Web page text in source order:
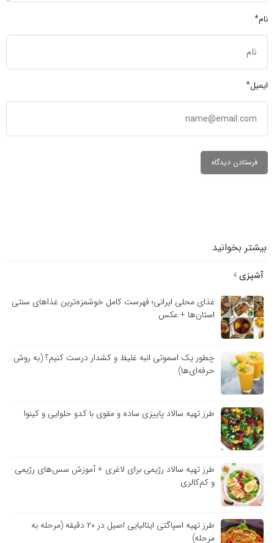
نام*
ایمیل*
بیشتر بخوانید
آشپزی
غذای محلی ایرانی؛ فهرست کامل خوشمزه‌ترین غذاهای سنتی
استان‌ها + عکس
چطور یک اسموتی انبه غلیظ و کشدار درست کنیم؟ (به روش
حرفه‌ای‌ها)
طرز تهیه سالاد پاییزی ساده و مقوی با کدو حلوایی و کینوا
طرز تهیه سالاد رژیمی برای لاغری + آموزش سس‌های رژیمی
و کم‌کالری
طرز تهیه اسپاگتی ایتالیایی اصیل در ۲۰ دقیقه (مرحله به
مرحله)